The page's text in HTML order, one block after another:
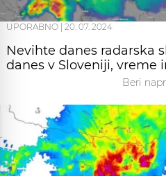
UPORABNO 20. 07. 2024
Nevihte danes radarska
danes v Sloveniji, vreme
Beri